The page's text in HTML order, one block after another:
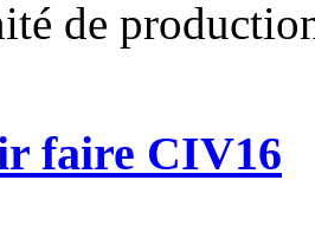
de
faire CIV16